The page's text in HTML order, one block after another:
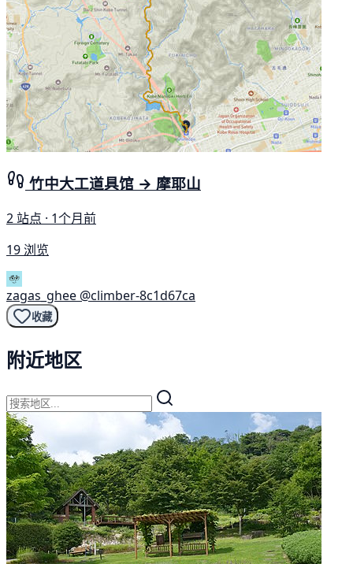
竹中大工道具馆 → 摩耶山
2 站点 · 1个月前
19 浏览
zagas_ghee @climber-8c1d67ca
收藏
附近地区